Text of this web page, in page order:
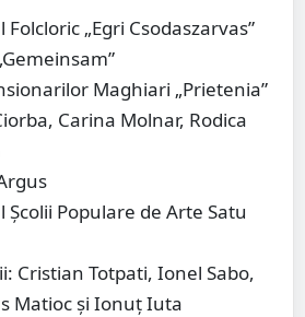
„Egri Csodaszarvas”
Maghiari „Prietenia”
Carina Molnar, Rodica
Școlii Populare de Arte Satu
Cristian Totpati, Ionel Sabo,
Matioc și Ionuț Iuta